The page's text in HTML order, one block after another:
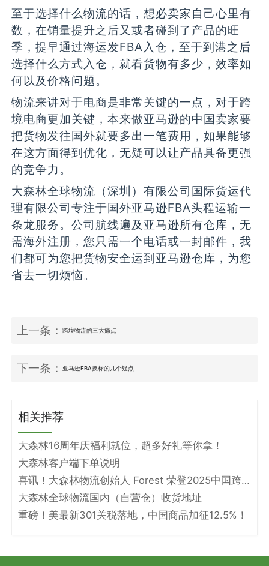
至于选择什么物流的话，想必卖家自己心里有
数，在销量提升之后又或者碰到了产品的旺
季，提早通过海运发FBA入仓，至于到港之后
选择什么方式入仓，就看货物有多少，效率如
何以及价格问题。
物流来讲对于电商是非常关键的一点，对于跨
境电商更加关键，本来做亚马逊的中国卖家要
把货物发往国外就要多出一笔费用，如果能够
在这方面得到优化，无疑可以让产品具备更强
的竞争力。
大森林全球物流（深圳）有限公司国际货运代
理有限公司专注于国外亚马逊FBA头程运输一
条龙服务。公司航线遍及亚马逊所有仓库，无
需海外注册，您只需一个电话或一封邮件，我
们都可为您把货物安全运到亚马逊仓库，为您
省去一切烦恼。
上一条：跨境物流的三大痛点
下一条：亚马逊FBA换标的几个疑点
相关推荐
大森林16周年庆福利就位，超多好礼等你拿！
大森林客户端下单说明
喜讯！大森林物流创始人 Forest 荣登2025中国跨境电商物流名人堂！
大森林全球物流国内（自营仓）收货地址
重磅！美最新301关税落地，中国商品加征12.5%！